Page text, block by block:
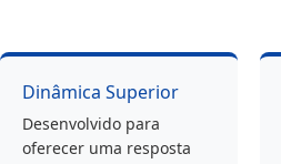
Dinâmica Superior
Desenvolvido para
oferecer uma resposta